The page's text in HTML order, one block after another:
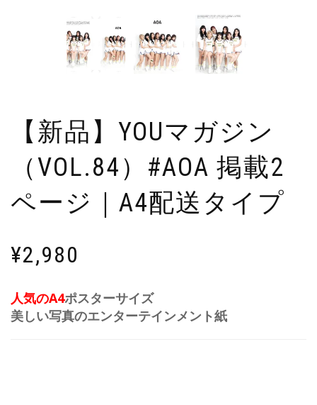
【新品】YOUマガジン
（VOL.84）#AOA 掲載2
ページ｜A4配送タイプ
¥2,980
人気のA4ポスターサイズ
美しい写真のエンターテインメント紙